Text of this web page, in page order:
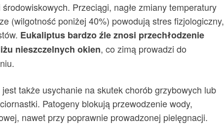
Przeciągi, nagłe zmiany temperatury
(wilgotność poniżej 40%) powodują stres fizjologiczny,
Eukaliptus bardzo źle znosi przechłodzenie
nieszczelnych okien, co zimą prowadzi do
także usychanie na skutek chorób grzybowych lub
Patogeny blokują przewodzenie wody,
nawet przy poprawnie prowadzonej pielęgnacji.